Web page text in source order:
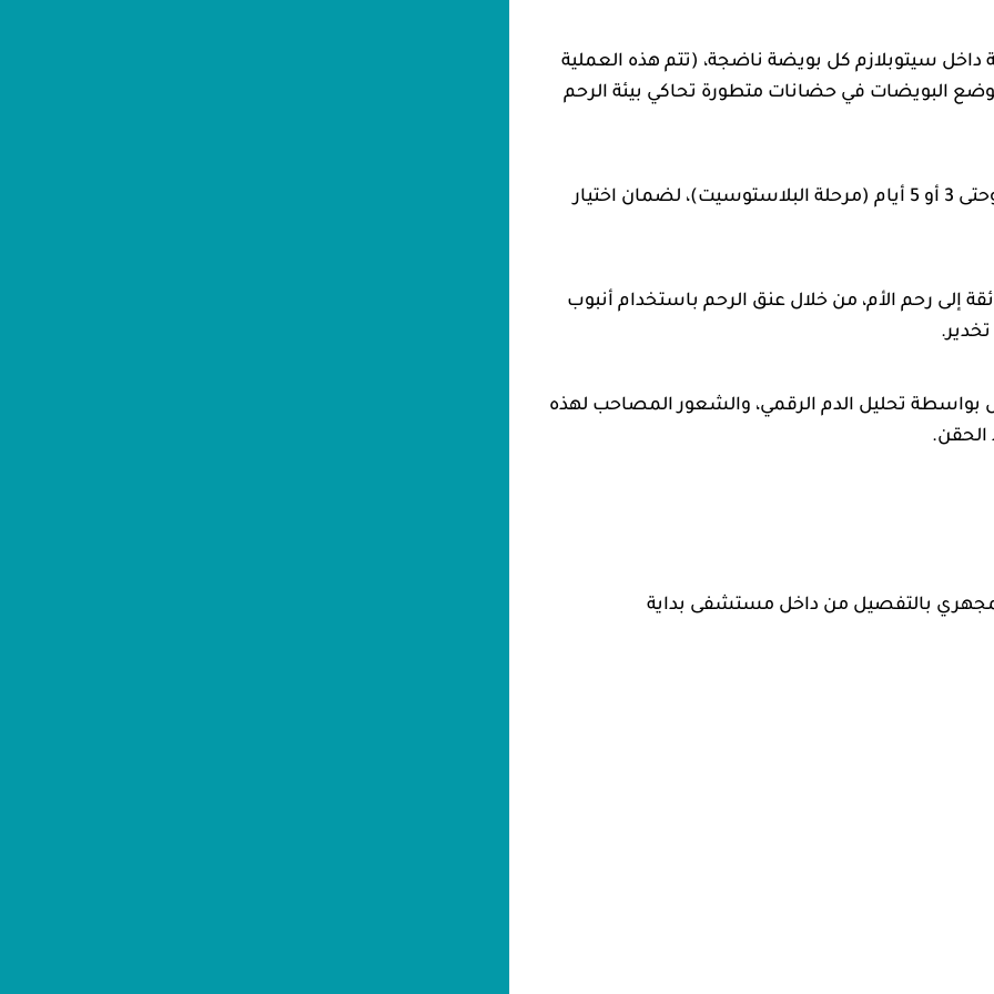
داخل سيتوبلازم كل بويضة ناضجة، (تتم هذه العملية
البويضات في حضانات متطورة تحاكي بيئة الرحم
يراقب الأطباء الانقسامات لمدة تتراوح من 24 ساعة وحتى 3 أو 5 أيام (مرحلة البلاستوسيت)، لضمان اختيار
إلى رحم الأم، من خلال عنق الرحم باستخدام أنبوب
وحتى 14 يوم لتأكيد الحمل بواسطة تحليل الدم الرقمي، والشعور المصاحب لهذه
الحقن.
بالتفصيل من داخل مستشفى بداية